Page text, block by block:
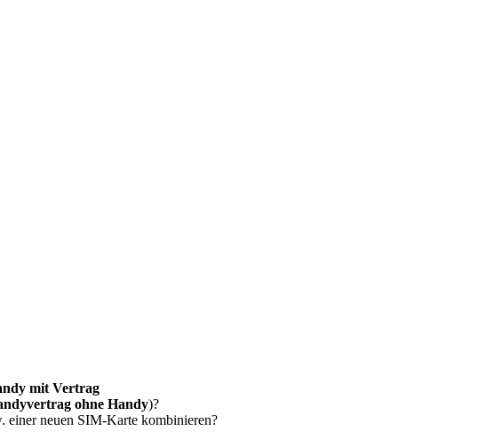
mit Vertrag
ohne Handy)?
einer neuen SIM-Karte kombinieren?